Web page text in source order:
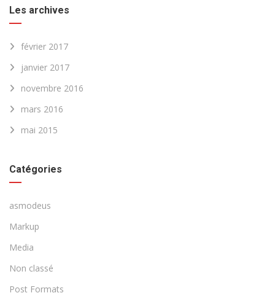
Les archives
février 2017
janvier 2017
novembre 2016
mars 2016
mai 2015
Catégories
asmodeus
Markup
Media
Non classé
Post Formats